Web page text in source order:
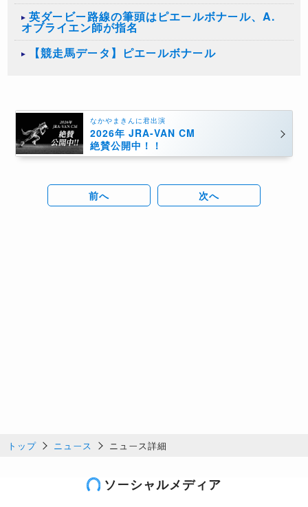
英ダービー路線の筆頭はピエールボナール、A.
オブライエン師が指名
【競走馬データ】ピエールボナール
なかやまきんに君出演
2026年 JRA-VAN CM
絶賛公開中！！
前へ 次へ
トップ ニュース ニュース詳細
ソーシャルメディア